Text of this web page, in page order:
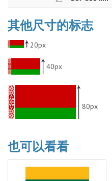
其他尺寸的标志
20px
40px
80px
也可以看看